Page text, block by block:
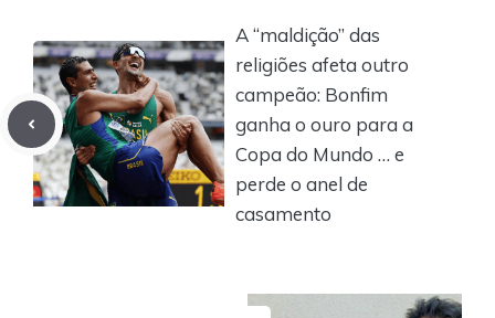
A “maldição” das
religiões afeta outro
campeão: Bonfim
ganha o ouro para a
Copa do Mundo … e
perde o anel de
casamento